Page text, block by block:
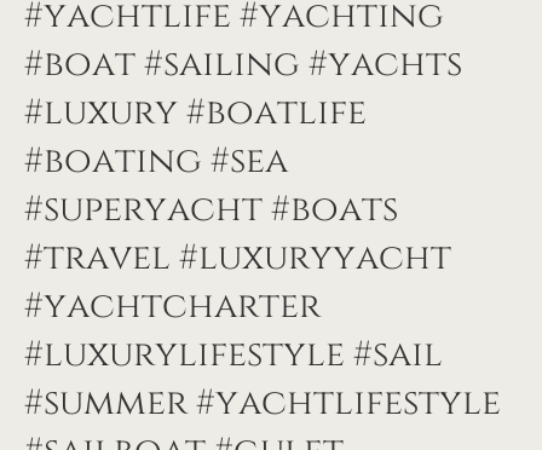
#yachtlife #yachting
#boat #sailing #yachts
#luxury #boatlife
#boating #sea
#superyacht #boats
#travel #luxuryyacht
#yachtcharter
#luxurylifestyle #sail
#summer #yachtlifestyle